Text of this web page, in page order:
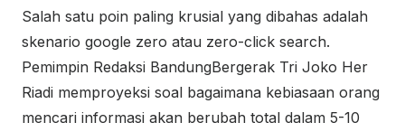
Salah satu poin paling krusial yang dibahas adalah
skenario google zero atau zero-click search.
Pemimpin Redaksi BandungBergerak Tri Joko Her
Riadi memproyeksi soal bagaimana kebiasaan orang
mencari informasi akan berubah total dalam 5-10